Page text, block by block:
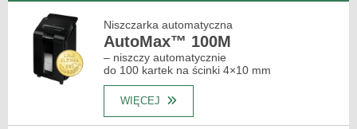
Niszczarka automatyczna
AutoMax™ 100M
– niszczy automatycznie
do 100 kartek na ścinki 4×10 mm
WIĘCEJ